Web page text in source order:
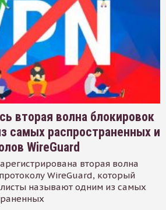
вторая волна блокировок
самых распространенных и
WireGuard
вторая волна
WireGuard, который
называют одним из самых